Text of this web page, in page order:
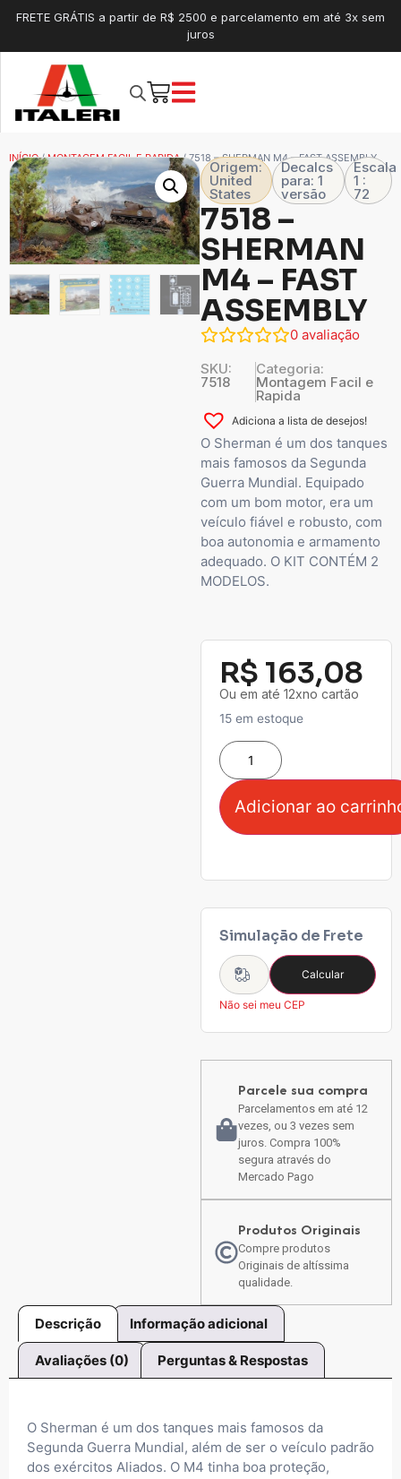
FRETE GRÁTIS a partir de R$ 2500 e parcelamento em até 3x sem
juros
INÍCIO/MONTAGEM FACIL E RAPIDA/ 7518 – SHERMAN M4 – FAST ASSEMBLY
Origem:
United
States
Decalcs
para: 1
versão
Escala
1 :
72
7518 –
SHERMAN
M4 – FAST
ASSEMBLY
0 avaliação
SKU:
7518
Categoria:
Montagem Facil e
Rapida
Adiciona a lista de desejos!
O Sherman é um dos tanques
mais famosos da Segunda
Guerra Mundial. Equipado
com um bom motor, era um
veículo fiável e robusto, com
boa autonomia e armamento
adequado. O KIT CONTÉM 2
MODELOS.
R$ 163,08
Ou em até 12xno cartão
15 em estoque
Adicionar ao
Simulação de Frete
Calcular
Não sei meu CEP
Parcele sua compra
Parcelamentos em até 12
vezes, ou 3 vezes sem
juros. Compra 100%
segura através do
Mercado Pago
Produtos Originais
Compre produtos
Originais de altíssima
qualidade.
Descrição Informação adicional
Avaliações (0) Perguntas & Respostas
O Sherman é um dos tanques mais famosos da
Segunda Guerra Mundial, além de ser o veículo padrão
dos exércitos Aliados. O M4 tinha boa proteção,